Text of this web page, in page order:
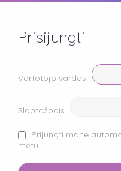
Prisijungti
Vartotojo vardas
Slaptažodis
Prijungti mane
metu